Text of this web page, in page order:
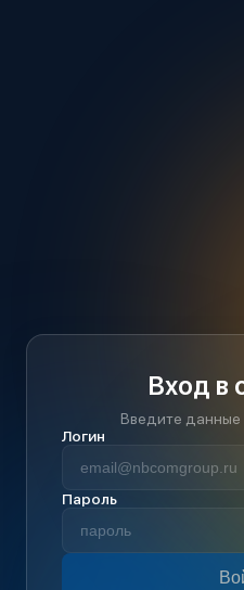
Вход в
Введите данные
Логин
Пароль